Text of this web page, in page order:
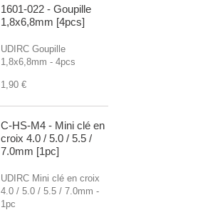
1601-022 - Goupille
1,8x6,8mm [4pcs]
UDIRC Goupille
1,8x6,8mm - 4pcs
1,90 €
C-HS-M4 - Mini clé en
croix 4.0 / 5.0 / 5.5 /
7.0mm [1pc]
UDIRC Mini clé en croix
4.0 / 5.0 / 5.5 / 7.0mm -
1pc